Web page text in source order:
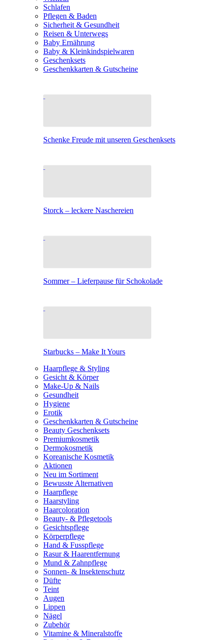
Schlafen
Pflegen & Baden
Sicherheit & Gesundheit
Reisen & Unterwegs
Baby Ernährung
Baby & Kleinkindspielwaren
Geschenksets
Geschenkkarten & Gutscheine
Schenke Freude mit unseren Geschenksets
Storck – leckere Naschereien
Sommer – Lieferpause für Schokolade
Starbucks – Make It Yours
Haarpflege & Styling
Gesicht & Körper
Make-Up & Nails
Gesundheit
Hygiene
Erotik
Geschenkkarten & Gutscheine
Beauty Geschenksets
Premiumkosmetik
Dermokosmetik
Koreanische Kosmetik
Aktionen
Neu im Sortiment
Bewusste Alternativen
Haarpflege
Haarstyling
Haarcoloration
Beauty- & Pflegetools
Gesichtspflege
Körperpflege
Hand & Fusspflege
Rasur & Haarentfernung
Mund & Zahnpflege
Sonnen- & Insektenschutz
Düfte
Teint
Augen
Lippen
Nägel
Zubehör
Vitamine & Mineralstoffe